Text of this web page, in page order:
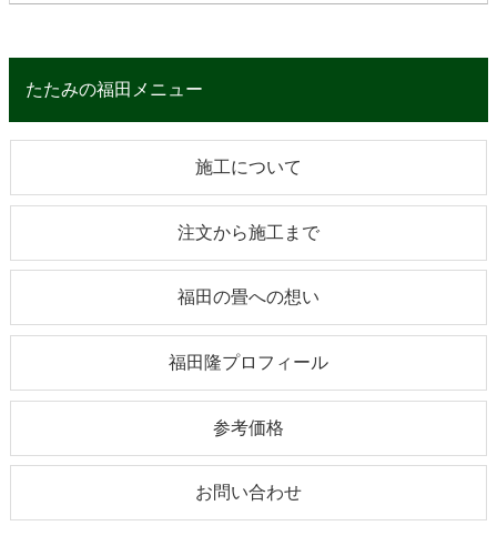
たたみの福田メニュー
施工について
注文から施工まで
福田の畳への想い
福田隆プロフィール
参考価格
お問い合わせ